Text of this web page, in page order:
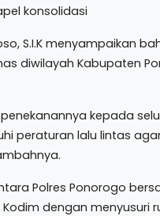
konsolidasi
S.I.K menyampaikan
diwilayah Kabupaten
kepada
peraturan lalu lintas
Polres Ponorogo
dengan menyusuri